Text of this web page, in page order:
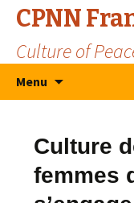
CPNN
Culture of
Menu
Culture
femmes